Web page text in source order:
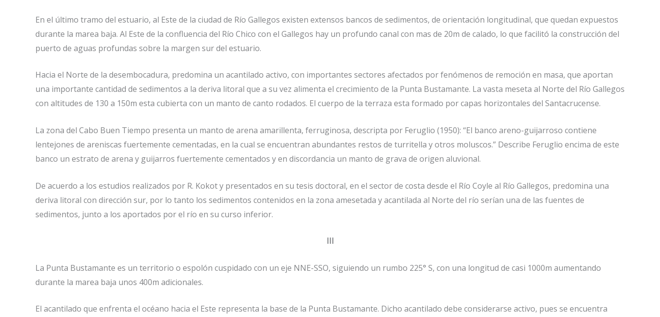
En el último tramo del estuario, al Este de la ciudad de Río Gallegos existen extensos bancos de sedimentos, de orientación longitudinal, que quedan expuestos
durante la marea baja. Al Este de la confluencia del Río Chico con el Gallegos hay un profundo canal con mas de 20m de calado, lo que facilitó la construcción del
puerto de aguas profundas sobre la margen sur del estuario.
Hacia el Norte de la desembocadura, predomina un acantilado activo, con importantes sectores afectados por fenómenos de remoción en masa, que aportan
una importante cantidad de sedimentos a la deriva litoral que a su vez alimenta el crecimiento de la Punta Bustamante. La vasta meseta al Norte del Río Gallegos
con altitudes de 130 a 150m esta cubierta con un manto de canto rodados. El cuerpo de la terraza esta formado por capas horizontales del Santacrucense.
La zona del Cabo Buen Tiempo presenta un manto de arena amarillenta, ferruginosa, descripta por Feruglio (1950): “El banco areno-guijarroso contiene
lentejones de areniscas fuertemente cementadas, en la cual se encuentran abundantes restos de turritella y otros moluscos.” Describe Feruglio encima de este
banco un estrato de arena y guijarros fuertemente cementados y en discordancia un manto de grava de origen aluvional.
De acuerdo a los estudios realizados por R. Kokot y presentados en su tesis doctoral, en el sector de costa desde el Río Coyle al Río Gallegos, predomina una
deriva litoral con dirección sur, por lo tanto los sedimentos contenidos en la zona amesetada y acantilada al Norte del río serían una de las fuentes de
sedimentos, junto a los aportados por el río en su curso inferior.
III
La Punta Bustamante es un territorio o espolón cuspidado con un eje NNE-SSO, siguiendo un rumbo 225° S, con una longitud de casi 1000m aumentando
durante la marea baja unos 400m adicionales.
El acantilado que enfrenta el océano hacia el Este representa la base de la Punta Bustamante. Dicho acantilado debe considerarse activo, pues se encuentra